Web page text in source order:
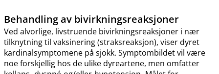
Behandling av bivirkningsreaksjoner
Ved alvorlige, livstruende bivirkningsreaksjoner i nær
tilknytning til vaksinering (straksreaksjon), viser dyret
kardinalsymptomene på sjokk. Symptombildet vil være
noe forskjellig hos de ulike dyreartene, men omfatter